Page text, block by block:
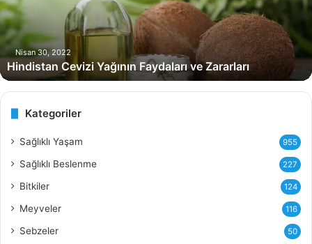
s
t
a
e
Nisan 30, 2022
Hindistan Cevizi Yağının Faydaları ve Zararları
Kategoriler
Sağlıklı Yaşam 955
Sağlıklı Beslenme 227
Bitkiler 124
Meyveler 116
Sebzeler 50